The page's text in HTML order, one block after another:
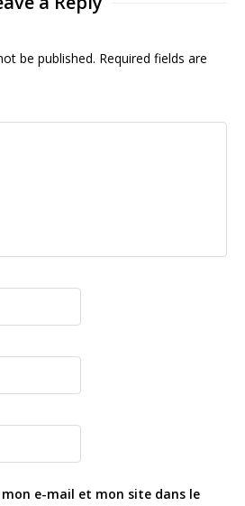
be published. Required fields are
e-mail et mon site dans le